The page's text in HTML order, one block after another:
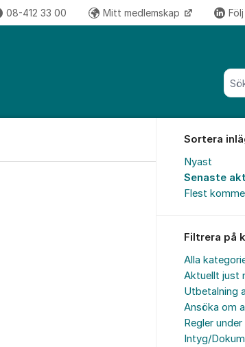
Sök
08-412 33 00 Mitt medlemskap
Sortera
Nyast
Senaste
Flest
Filtrera på
Alla
Aktuellt just
Utbetalning
Ansöka om
Regler
Intyg/